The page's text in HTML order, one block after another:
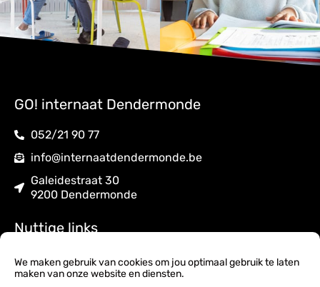
We maken gebruik van cookies om jou optimaal gebruik te laten
maken van onze website en diensten.
GO! internaat Dendermonde
052/21 90 77
info@internaatdendermonde.be
Galeidestraat 30
9200 Dendermonde
Nuttige links
Internaatsreglement